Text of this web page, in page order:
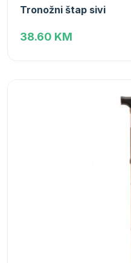
Tronožni štap sivi
38.60 KM